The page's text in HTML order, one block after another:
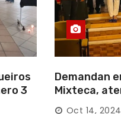
3
Demandan
Mixteca,
lasOct 14, 2024